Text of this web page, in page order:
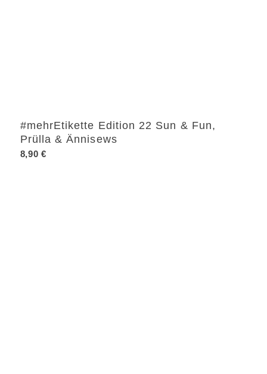
#mehrEtikette Edition 22 Sun & Fun,
Prülla & Ännisews
8,90 €